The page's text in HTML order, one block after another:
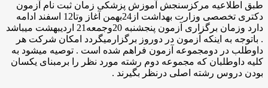
طبق اطلاعیه مرکزسنجش آموزش پزشکی زمان ثبت نام آزمون
دکتری تخصصی وزارت بهداشت از24بهمن آغاز وتا12 اسفند ادامه
دارد وزمان برگزاری آزمون پنجشنبه 20وجمعه21 اردیبهشت میباشد
. باتوجه به اینکه آزمون در دوروز برگزارمیگردد امکان شرکت هر
داوطلب در دومجموعه آزمون فراهم شده است . توصیه میشود به
کلیه داوطلبان که مجموعه دوم رشته مورد نظر را برمبنای یکسان
بودن دروس رشته اصلی درنظر بگیرند .